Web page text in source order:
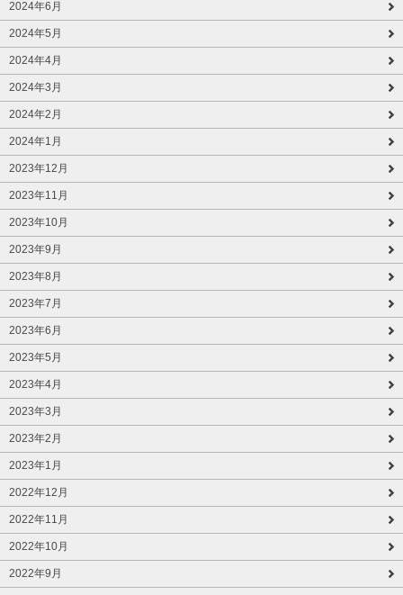
2024年6月
2024年5月
2024年4月
2024年3月
2024年2月
2024年1月
2023年12月
2023年11月
2023年10月
2023年9月
2023年8月
2023年7月
2023年6月
2023年5月
2023年4月
2023年3月
2023年2月
2023年1月
2022年12月
2022年11月
2022年10月
2022年9月